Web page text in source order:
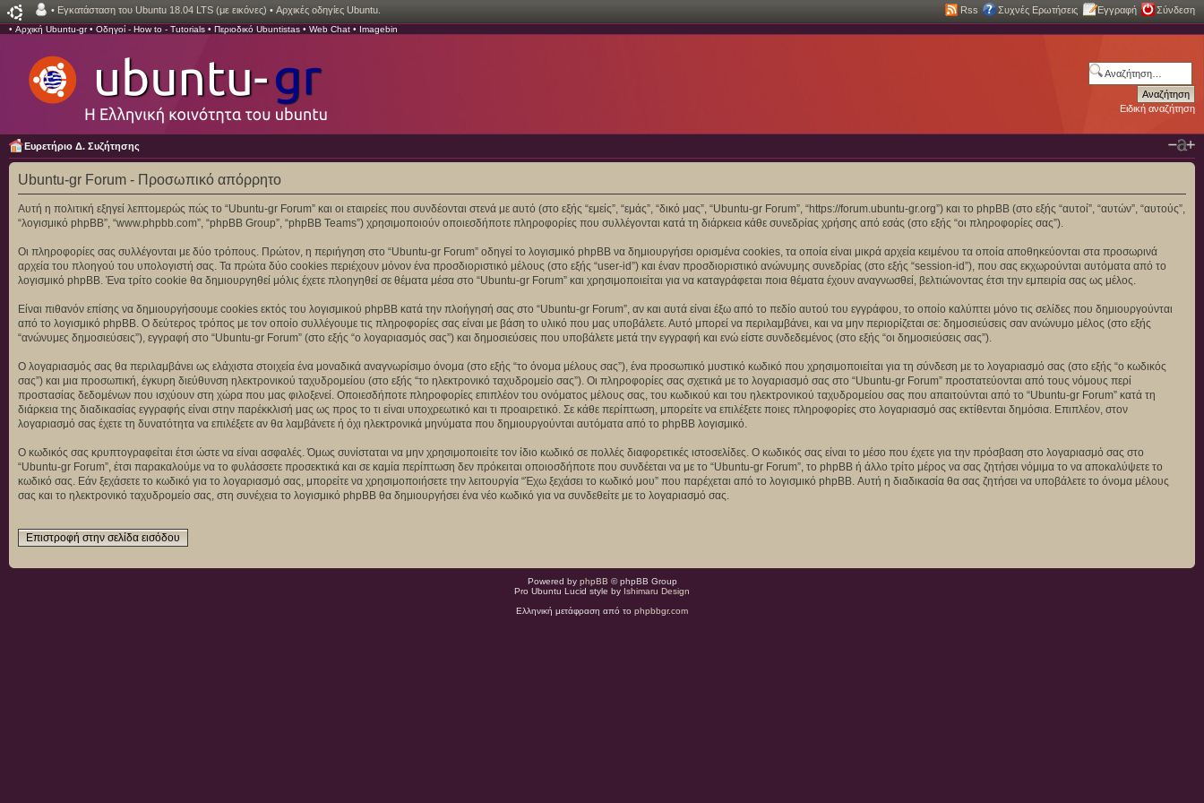
• Εγκατάσταση του Ubuntu 18.04 LTS (με εικόνες) • Αρχικές οδηγίες Ubuntu. Rss Συχνές Ερωτήσεις Εγγραφή Σύνδεση
• Αρχική Ubuntu-gr• Οδηγοί - How to - Tutorials • Περιοδικό Ubuntistas • Web Chat • Imagebin
Ειδική αναζήτηση
Ευρετήριο Δ. Συζήτησης
Ubuntu-gr Forum - Προσωπικό απόρρητο
Αυτή η πολιτική εξηγεί λεπτομερώς πώς το “Ubuntu-gr Forum” και οι εταιρείες που συνδέονται στενά με αυτό (στο εξής “εμείς”, “εμάς”, “δικό μας”, “Ubuntu-gr Forum”, “https://forum.ubuntu-gr.org”) και το phpBB (στο εξής “αυτοί”, “αυτών”, “αυτούς”,
“λογισμικό phpBB”, “www.phpbb.com”, “phpBB Group”, “phpBB Teams”) χρησιμοποιούν οποιεσδήποτε πληροφορίες που συλλέγονται κατά τη διάρκεια κάθε συνεδρίας χρήσης από εσάς (στο εξής “οι πληροφορίες σας”).
Οι πληροφορίες σας συλλέγονται με δύο τρόπους. Πρώτον, η περιήγηση στο “Ubuntu-gr Forum” οδηγεί το λογισμικό phpBB να δημιουργήσει ορισμένα cookies, τα οποία είναι μικρά αρχεία κειμένου τα οποία αποθηκεύονται στα προσωρινά
αρχεία του πλοηγού του υπολογιστή σας. Τα πρώτα δύο cookies περιέχουν μόνον ένα προσδιοριστικό μέλους (στο εξής “user-id”) και έναν προσδιοριστικό ανώνυμης συνεδρίας (στο εξής “session-id”), που σας εκχωρούνται αυτόματα από το
λογισμικό phpBB. Ένα τρίτο cookie θα δημιουργηθεί μόλις έχετε πλοηγηθεί σε θέματα μέσα στο “Ubuntu-gr Forum” και χρησιμοποιείται για να καταγράφεται ποια θέματα έχουν αναγνωσθεί, βελτιώνοντας έτσι την εμπειρία σας ως μέλος.
Είναι πιθανόν επίσης να δημιουργήσουμε cookies εκτός του λογισμικού phpBB κατά την πλοήγησή σας στο “Ubuntu-gr Forum”, αν και αυτά είναι έξω από το πεδίο αυτού του εγγράφου, το οποίο καλύπτει μόνο τις σελίδες που δημιουργούνται
από το λογισμικό phpBB. Ο δεύτερος τρόπος με τον οποίο συλλέγουμε τις πληροφορίες σας είναι με βάση το υλικό που μας υποβάλετε. Αυτό μπορεί να περιλαμβάνει, και να μην περιορίζεται σε: δημοσιεύσεις σαν ανώνυμο μέλος (στο εξής
“ανώνυμες δημοσιεύσεις”), εγγραφή στο “Ubuntu-gr Forum” (στο εξής “ο λογαριασμός σας”) και δημοσιεύσεις που υποβάλετε μετά την εγγραφή και ενώ είστε συνδεδεμένος (στο εξής “οι δημοσιεύσεις σας”).
Ο λογαριασμός σας θα περιλαμβάνει ως ελάχιστα στοιχεία ένα μοναδικά αναγνωρίσιμο όνομα (στο εξής “το όνομα μέλους σας”), ένα προσωπικό μυστικό κωδικό που χρησιμοποιείται για τη σύνδεση με το λογαριασμό σας (στο εξής “ο κωδικός
σας”) και μια προσωπική, έγκυρη διεύθυνση ηλεκτρονικού ταχυδρομείου (στο εξής “το ηλεκτρονικό ταχυδρομείο σας”). Οι πληροφορίες σας σχετικά με το λογαριασμό σας στο “Ubuntu-gr Forum” προστατεύονται από τους νόμους περί
προστασίας δεδομένων που ισχύουν στη χώρα που μας φιλοξενεί. Οποιεσδήποτε πληροφορίες επιπλέον του ονόματος μέλους σας, του κωδικού και του ηλεκτρονικού ταχυδρομείου σας που απαιτούνται από το “Ubuntu-gr Forum” κατά τη
διάρκεια της διαδικασίας εγγραφής είναι στην παρέκκλισή μας ως προς το τι είναι υποχρεωτικό και τι προαιρετικό. Σε κάθε περίπτωση, μπορείτε να επιλέξετε ποιες πληροφορίες στο λογαριασμό σας εκτίθενται δημόσια. Επιπλέον, στον
λογαριασμό σας έχετε τη δυνατότητα να επιλέξετε αν θα λαμβάνετε ή όχι ηλεκτρονικά μηνύματα που δημιουργούνται αυτόματα από το phpBB λογισμικό.
Ο κωδικός σας κρυπτογραφείται έτσι ώστε να είναι ασφαλές. Όμως συνίσταται να μην χρησιμοποιείτε τον ίδιο κωδικό σε πολλές διαφορετικές ιστοσελίδες. Ο κωδικός σας είναι το μέσο που έχετε για την πρόσβαση στο λογαριασμό σας στο
“Ubuntu-gr Forum”, έτσι παρακαλούμε να το φυλάσσετε προσεκτικά και σε καμία περίπτωση δεν πρόκειται οποιοσδήποτε που συνδέεται να με το “Ubuntu-gr Forum”, το phpBB ή άλλο τρίτο μέρος να σας ζητήσει νόμιμα το να αποκαλύψετε το
κωδικό σας. Εάν ξεχάσετε το κωδικό για το λογαριασμό σας, μπορείτε να χρησιμοποιήσετε την λειτουργία “Έχω ξεχάσει το κωδικό μου” που παρέχεται από το λογισμικό phpBB. Αυτή η διαδικασία θα σας ζητήσει να υποβάλετε το όνομα μέλους
σας και το ηλεκτρονικό ταχυδρομείο σας, στη συνέχεια το λογισμικό phpBB θα δημιουργήσει ένα νέο κωδικό για να συνδεθείτε με το λογαριασμό σας.
Επιστροφή στην σελίδα εισόδου
Powered by phpBB © phpBB Group
Pro Ubuntu Lucid style by Ishimaru Design
Ελληνική μετάφραση από το phpbbgr.com